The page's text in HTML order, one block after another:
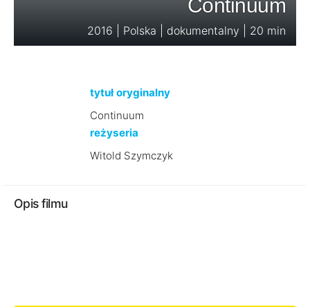
Continuum
2016 | Polska | dokumentalny | 20 min
tytuł oryginalny
Continuum
reżyseria
Witold Szymczyk
Opis filmu